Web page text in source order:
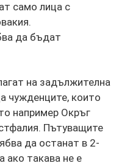
само лица с
да бъдат
на задължителна
чужденците, които
например Окръг
Пътуващите
да останат в 2-
ако такава не е